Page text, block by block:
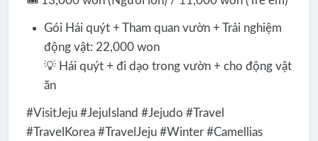
Gói Hái quýt + Tham quan vườn + Trải nghiệm
động vật: 22,000 won
💡 Hái quýt + đi dạo trong vườn + cho động vật
ăn
#VisitJeju #JejuIsland #Jejudo #Travel
#TravelKorea #TravelJeju #Winter #Camellias